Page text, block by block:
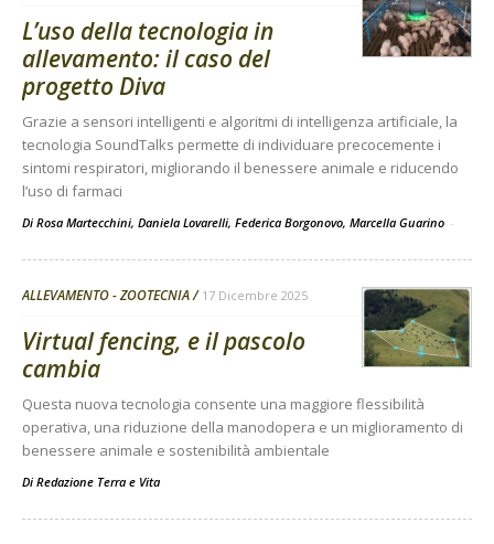
L’uso della tecnologia in
allevamento: il caso del
progetto Diva
Grazie a sensori intelligenti e algoritmi di intelligenza artificiale, la
tecnologia SoundTalks permette di individuare precocemente i
sintomi respiratori, migliorando il benessere animale e riducendo
l’uso di farmaci
Di Rosa Martecchini, Daniela Lovarelli, Federica Borgonovo, Marcella Guarino -
ALLEVAMENTO - ZOOTECNIA 17 Dicembre 2025
Virtual fencing, e il pascolo
cambia
Questa nuova tecnologia consente una maggiore flessibilità
operativa, una riduzione della manodopera e un miglioramento di
benessere animale e sostenibilità ambientale
Di Redazione Terra e Vita